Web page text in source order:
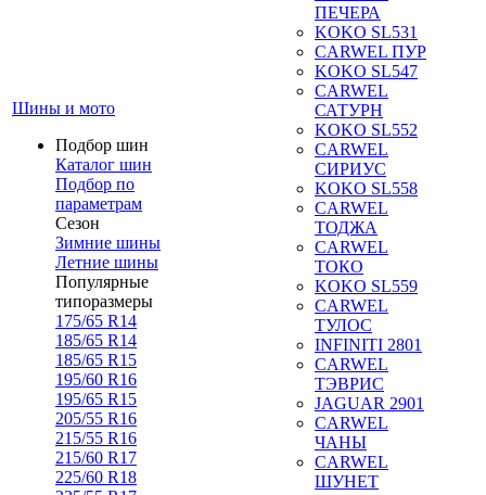
Шины и мото
Подбор шин
Каталог шин
Подбор по
параметрам
Сезон
Зимние шины
Летние шины
Популярные
типоразмеры
175/65 R14
185/65 R14
185/65 R15
195/60 R16
195/65 R15
205/55 R16
215/55 R16
215/60 R17
225/60 R18
ПЕЧЕРА
KOKO SL531
CARWEL ПУР
KOKO SL547
CARWEL
САТУРН
KOKO SL552
CARWEL
СИРИУС
KOKO SL558
CARWEL
ТОДЖА
CARWEL
ТОКО
KOKO SL559
CARWEL
ТУЛОС
INFINITI 2801
CARWEL
ТЭВРИС
JAGUAR 2901
CARWEL
ЧАНЫ
CARWEL
ШУНЕТ